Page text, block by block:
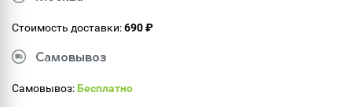
Стоимость доставки:690 ₽
Самовывоз
Самовывоз:Бесплатно